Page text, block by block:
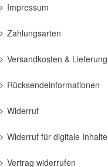
Impressum
Zahlungsarten
Versandkosten & Lieferung
Rücksendeinformationen
Widerruf
Widerruf für digitale Inhalte
Vertrag widerrufen